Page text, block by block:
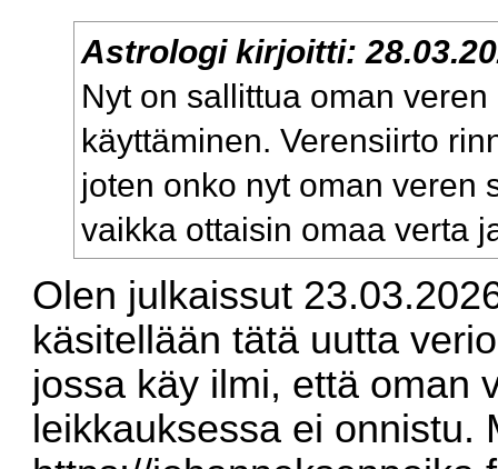
Astrologikirjoitti:
Nyt on sallittua oman
käyttäminen. Verensiirto
joten onko nyt oman veren
vaikka ottaisin omaa verta
Olen julkaissut
käsitellään tätä uutta
jossa käy ilmi, että oman
leikkauksessa ei onnistu.